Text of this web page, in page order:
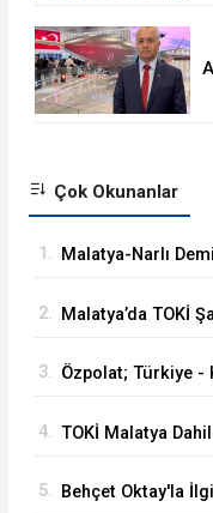
Çok Okunanlar
1. Malatya-Narlı
2. Malatya’da TOKİ
3. Özpolat; Türkiye -
4. TOKİ Malatya
5. Behçet Oktay'la